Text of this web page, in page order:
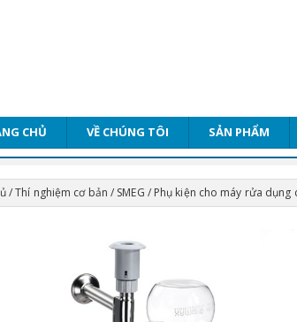
CHỦ VỀ CHÚNG TÔI SẢN PHẨM
/Thí nghiệm cơ bản / SMEG / Phụ kiện cho máy rửa dụng